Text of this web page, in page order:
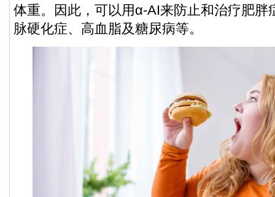
体重。因此，可以用α-AI来防止和治疗肥胖
脉硬化症、高血脂及糖尿病等。